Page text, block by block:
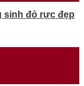
sinh đỏ rực đẹp